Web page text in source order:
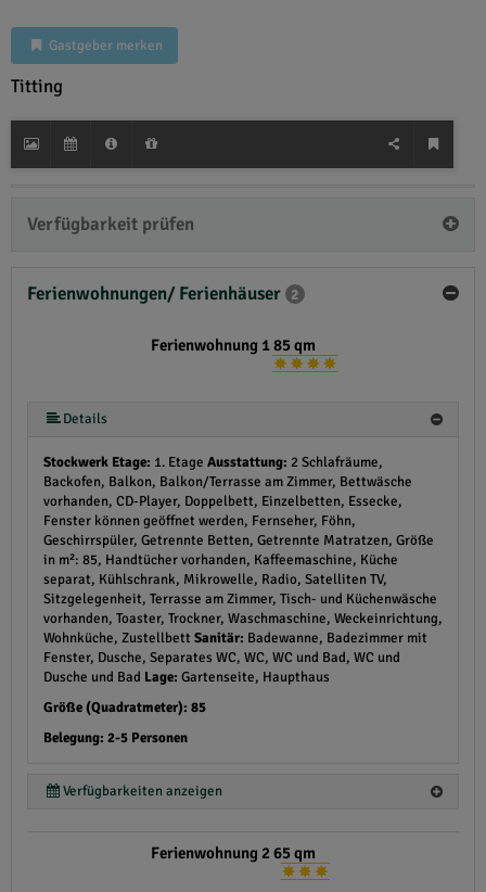
Gastgeber merken
Titting
Verfügbarkeit prüfen
Ferienwohnungen/ Ferienhäuser 2
Ferienwohnung 1 85 qm
Details
Stockwerk Etage: 1. Etage Ausstattung: 2 Schlafräume,
Backofen, Balkon, Balkon/Terrasse am Zimmer, Bettwäsche
vorhanden, CD-Player, Doppelbett, Einzelbetten, Essecke,
Fenster können geöffnet werden, Fernseher, Föhn,
Geschirrspüler, Getrennte Betten, Getrennte Matratzen, Größe
in m²: 85, Handtücher vorhanden, Kaffeemaschine, Küche
separat, Kühlschrank, Mikrowelle, Radio, Satelliten TV,
Sitzgelegenheit, Terrasse am Zimmer, Tisch- und Küchenwäsche
vorhanden, Toaster, Trockner, Waschmaschine, Weckeinrichtung,
Wohnküche, Zustellbett Sanitär: Badewanne, Badezimmer mit
Fenster, Dusche, Separates WC, WC, WC und Bad, WC und
Dusche und Bad Lage: Gartenseite, Haupthaus
Größe (Quadratmeter): 85
Belegung: 2-5 Personen
Verfügbarkeiten anzeigen
Ferienwohnung 2 65 qm